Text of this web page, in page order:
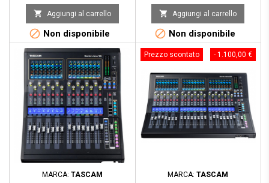
 Aggiungi al carrello
 Non disponibile
 Aggiungi al carrello
 Non disponibile
- 799,00 €
Prezzo scontato
MARCA: TASCAM
- 1.100,00 €
Prezzo scontato
MARCA:TASCAM